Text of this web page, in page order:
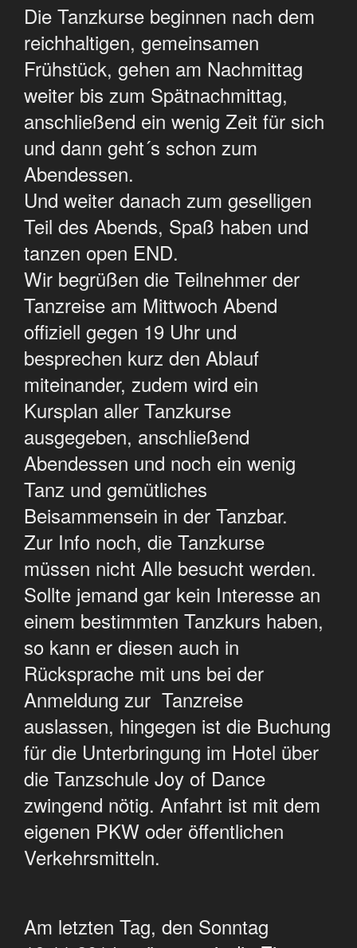
Die Tanzkurse beginnen nach dem
reichhaltigen, gemeinsamen
Frühstück, gehen am Nachmittag
weiter bis zum Spätnachmittag,
anschließend ein wenig Zeit für sich
und dann geht´s schon zum
Abendessen.
Und weiter danach zum geselligen
Teil des Abends, Spaß haben und
tanzen open END.
Wir begrüßen die Teilnehmer der
Tanzreise am Mittwoch Abend
offiziell gegen 19 Uhr und
besprechen kurz den Ablauf
miteinander, zudem wird ein
Kursplan aller Tanzkurse
ausgegeben, anschließend
Abendessen und noch ein wenig
Tanz und gemütliches
Beisammensein in der Tanzbar.
Zur Info noch, die Tanzkurse
müssen nicht Alle besucht werden.
Sollte jemand gar kein Interesse an
einem bestimmten Tanzkurs haben,
so kann er diesen auch in
Rücksprache mit uns bei der
Anmeldung zur Tanzreise
auslassen, hingegen ist die Buchung
für die Unterbringung im Hotel über
die Tanzschule Joy of Dance
zwingend nötig. Anfahrt ist mit dem
eigenen PKW oder öffentlichen
Verkehrsmitteln.
Am letzten Tag, den Sonntag